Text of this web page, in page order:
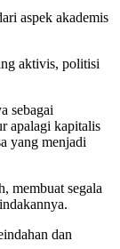
aspek akademis
aktivis, politisi
sebagai
apalagi kapitalis
yang menjadi
membuat segala
dan